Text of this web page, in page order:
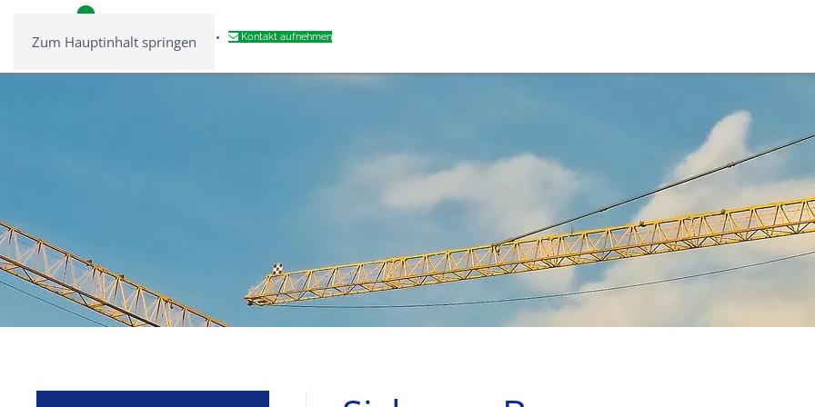
Zum Hauptinhalt springen Kontakt aufnehmen